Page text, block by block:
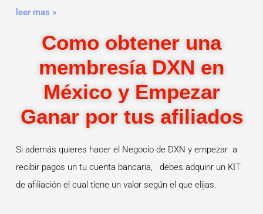
leer mas »
Como obtener una
membresía DXN en
México y Empezar
Ganar por tus afiliados
Si además quieres hacer el Negocio de DXN y empezar a
recibir pagos un tu cuenta bancaria, debes adquirir un KIT
de afiliación el cual tiene un valor según el que elijas.